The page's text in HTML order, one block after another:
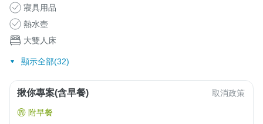
寢具用品
熱水壺
大雙人床
顯示全部(32)
揪你專案(含早餐) 取消政策
附早餐